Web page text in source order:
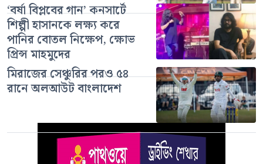
‘বর্ষা বিপ্লবের গান’ কনসার্টে
শিল্পী হাসানকে লক্ষ্য করে
পানির বোতল নিক্ষেপ, ক্ষোভ
প্রিন্স মাহমুদের
মিরাজের সেঞ্চুরির পরও ৫৪
রানে অলআউট বাংলাদেশ